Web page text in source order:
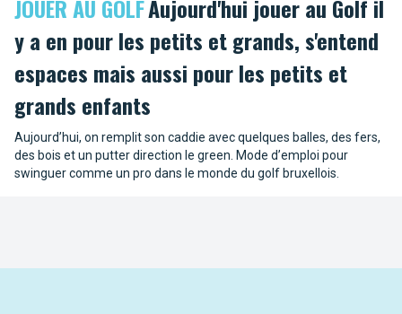
JOUER AU GOLFAujourd'hui jouer au Golf il
y a en pour les petits et grands, s'entend
espaces mais aussi pour les petits et
grands enfants
Aujourd’hui, on remplit son caddie avec quelques balles, des fers,
des bois et un putter direction le green. Mode d’emploi pour
swinguer comme un pro dans le monde du golf bruxellois.